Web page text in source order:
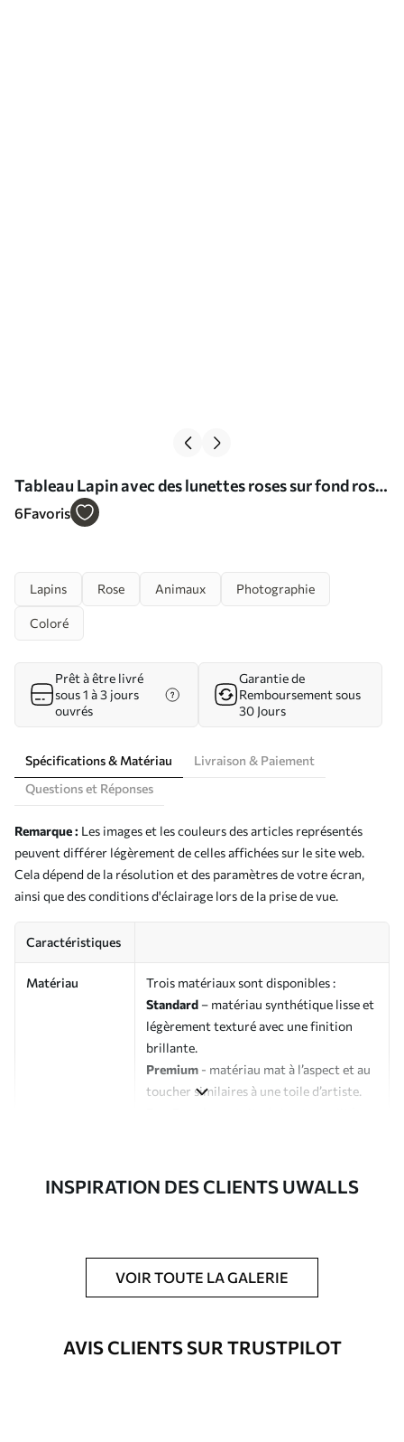
Tableau Lapin avec des lunettes roses sur fond rose
Nr s41280
6Favoris
Lapins Rose Animaux Photographie
Coloré
Prêt à être livré
sous 1 à 3 jours
ouvrés
Garantie de
Remboursement sous
30 Jours
Spécifications & Matériau
Livraison & Paiement
Questions et Réponses
Remarque : Les images et les couleurs des articles représentés
peuvent différer légèrement de celles affichées sur le site web.
Cela dépend de la résolution et des paramètres de votre écran,
ainsi que des conditions d'éclairage lors de la prise de vue.
Caractéristiques
Matériau
Trois matériaux sont disponibles :
Standard – matériau synthétique lisse et
légèrement texturé avec une finition
brillante.
Premium - matériau mat à l’aspect et au
toucher similaires à une toile d’artiste.
Possibilité d'ajouter un vernis
protecteur pour renforcer la durabilité
du tableau.
Matériaux disponibles
INSPIRATION DES CLIENTS UWALLS
VOIR TOUTE LA GALERIE
AVIS CLIENTS SUR TRUSTPILOT